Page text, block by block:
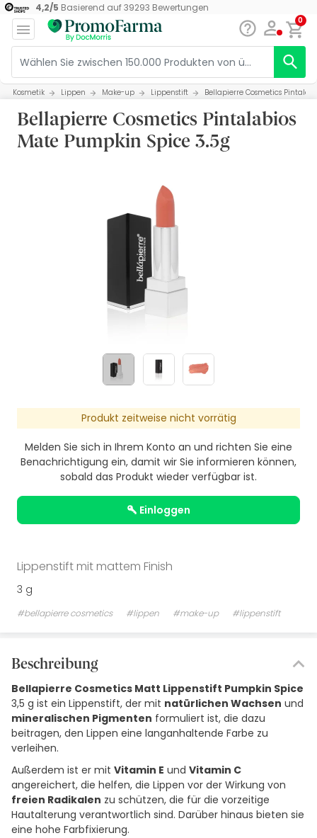
4,2/5 Basierend auf39293 Bewertungen
0
Kosmetik Lippen Make-up Lippenstift Bellapierre Cosmetics
Bellapierre Cosmetics Pintalabios
Mate Pumpkin Spice 3.5g
Produkt zeitweise nicht vorrätig
Melden Sie sich in Ihrem Konto an und richten Sie eine
Benachrichtigung ein, damit wir Sie informieren können,
sobald das Produkt wieder verfügbar ist.
einloggen
Lippenstift mit mattem Finish
3 g
#bellapierre cosmetics #lippen #make-up #lippenstift
Beschreibung
Bellapierre Cosmetics Matt Lippenstift Pumpkin Spice
3,5 g ist ein Lippenstift, der mit natürlichen Wachsen und
mineralischen Pigmenten formuliert ist, die dazu
beitragen, den Lippen eine langanhaltende Farbe zu
verleihen.
Außerdem ist er mit Vitamin E und Vitamin C
angereichert, die helfen, die Lippen vor der Wirkung von
freien Radikalen zu schützen, die für die vorzeitige
Hautalterung verantwortlich sind. Darüber hinaus bieten sie
eine hohe Farbfixierung.